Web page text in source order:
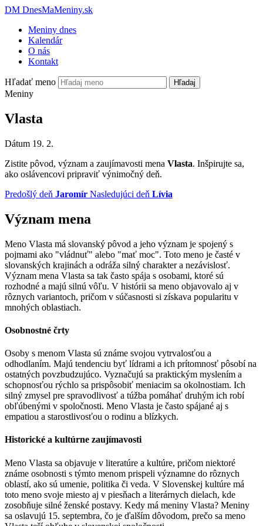
DM DnesMaMeniny.sk
Meniny dnes
Kalendár
O nás
Kontakt
Hľadať meno Hľadaj
Meniny
Vlasta
Dátum 19. 2.
Zistite pôvod, význam a zaujímavosti mena Vlasta. Inšpirujte sa,
ako oslávencovi pripraviť výnimočný deň.
Predošlý deň Jaromír Nasledujúci deň Lívia
Význam mena
Meno Vlasta má slovanský pôvod a jeho význam je spojený s
pojmami ako "vládnuť" alebo "mať moc". Toto meno je časté v
slovanských krajinách a odráža silný charakter a nezávislosť.
Význam mena Vlasta sa tak často spája s osobami, ktoré sú
rozhodné a majú silnú vôľu. V histórii sa meno objavovalo aj v
rôznych variantoch, pričom v súčasnosti si získava popularitu v
mnohých oblastiach.
Osobnostné črty
Osoby s menom Vlasta sú známe svojou vytrvalosťou a
odhodlaním. Majú tendenciu byť lídrami a ich prítomnosť pôsobí na
ostatných povzbudzujúco. Vyznačujú sa praktickým myslením a
schopnosťou rýchlo sa prispôsobiť meniacim sa okolnostiam. Ich
silný zmysel pre spravodlivosť a túžba pomáhať druhým ich robí
obľúbenými v spoločnosti. Meno Vlasta je často spájané aj s
empatiou a starostlivosťou o rodinu a blízkych.
Historické a kultúrne zaujímavosti
Meno Vlasta sa objavuje v literatúre a kultúre, pričom niektoré
známe osobnosti s týmto menom prispeli významne do rôznych
oblastí, ako sú umenie, politika či veda. V Slovenskej kultúre má
toto meno svoje miesto aj v piesňach a literárnych dielach, kde
zosobňuje silné ženské postavy. Kedy má meniny Vlasta? Meniny
sa oslavujú 15. septembra, čo je ďalším dôvodom, prečo sa meno